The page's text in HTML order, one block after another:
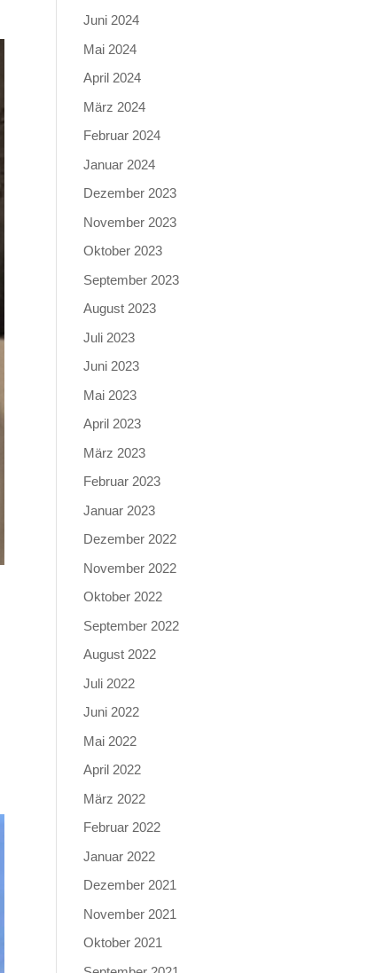
Juni 2024
Mai 2024
April 2024
März 2024
Februar 2024
Januar 2024
Dezember 2023
November 2023
Oktober 2023
September 2023
August 2023
Juli 2023
Juni 2023
Mai 2023
April 2023
März 2023
Februar 2023
Januar 2023
Dezember 2022
November 2022
Oktober 2022
September 2022
August 2022
Juli 2022
Juni 2022
Mai 2022
April 2022
März 2022
Februar 2022
Januar 2022
Dezember 2021
November 2021
Oktober 2021